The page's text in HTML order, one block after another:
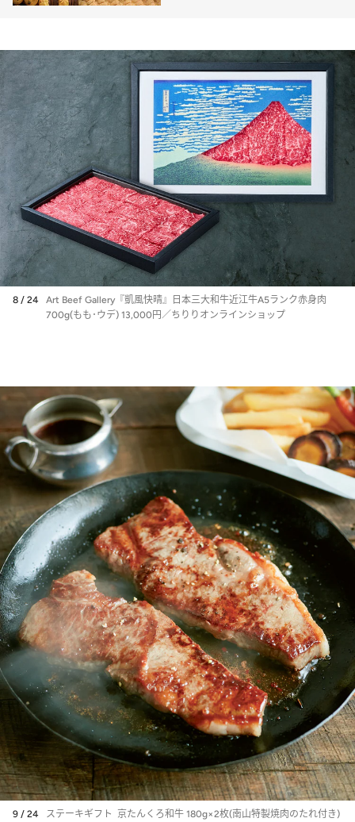
8 / 24
Art Beef Gallery『凱風快晴』日本三大和牛近江牛A5ランク赤身肉
700g(もも･ウデ) 13,000円／ちりりオンラインショップ
9 / 24
ステーキギフト 京たんくろ和牛 180g×2枚(南山特製焼肉のたれ付き)